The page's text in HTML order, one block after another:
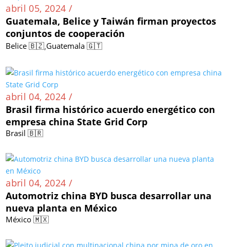
abril 05, 2024 /
Guatemala, Belice y Taiwán firman proyectos
conjuntos de cooperación
Belice 🇧🇿,Guatemala 🇬🇹
abril 04, 2024 /
Brasil firma histórico acuerdo energético con
empresa china State Grid Corp
Brasil 🇧🇷
abril 04, 2024 /
Automotriz china BYD busca desarrollar una
nueva planta en México
México 🇲🇽